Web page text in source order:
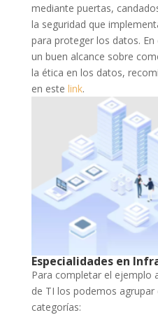
mediante puertas,
la seguridad que
para proteger los datos. En
un buen alcance sobre
la ética en los datos,
en este link.
Especialidades en
Para completar el ejemplo
de TI los podemos agrupar
categorías: